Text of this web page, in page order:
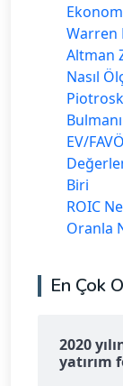
Warren
Altman
Nasıl
EV/
Biri
ROIC
Oranla
En Çok
2020
yatırım